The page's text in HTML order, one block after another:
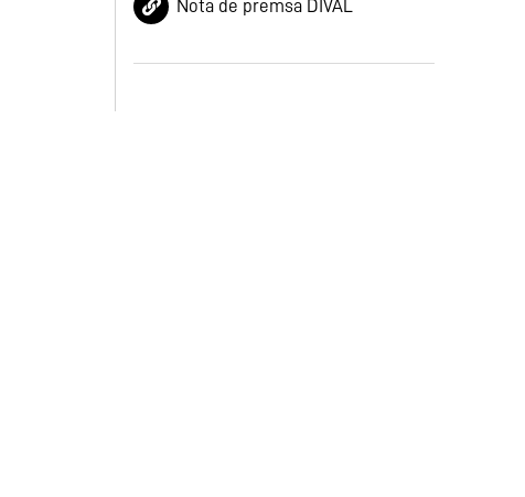
Nota de premsa DIVAL